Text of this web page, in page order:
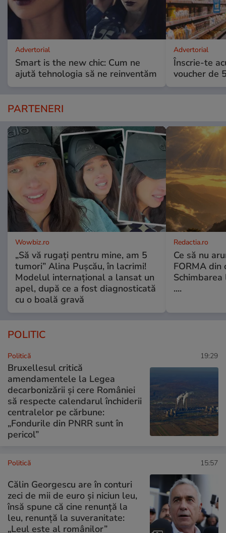
Advertorial
Smart is the new chic: Cum ne
ajută tehnologia să ne reinventăm
Advertorial
Înscrie-te
voucher de
PARTENERI
Wowbiz.ro
„Să vă rugați pentru mine, am 5
tumori” Alina Pușcău, în lacrimi!
Modelul internațional a lansat un
apel, după ce a fost diagnosticată
cu o boală gravă
Redactia.ro
Ce să nu
FORMA din
Schimbarea
....
POLITIC
Politică 19:29
Bruxellesul critică
amendamentele la Legea
decarbonizării și cere României
să respecte calendarul închiderii
centralelor pe cărbune:
„Fondurile din PNRR sunt în
pericol”
Politică 15:57
Călin Georgescu are în conturi
zeci de mii de euro și niciun leu,
însă spune că cine renunță la
leu, renunță la suveranitate:
„Leul este al românilor”